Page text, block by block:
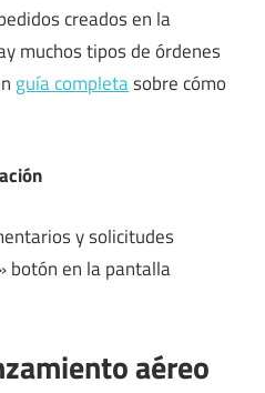
creados en la
muchos tipos de órdenes
guía completasobre cómo
y solicitudes
botón en la pantalla
aéreo